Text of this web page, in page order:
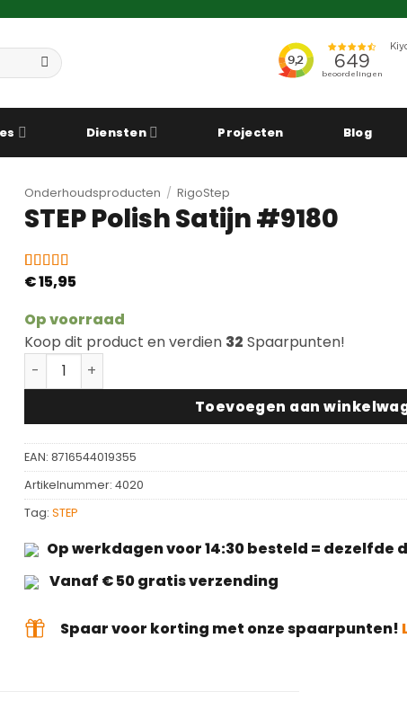
Diensten Projecten Blog
Onderhoudsproducten / RigoStep
STEP Polish Satijn #9180
Gewaardeerd
op
1
klantbeoordeling
€15,95
Op voorraad
Koop dit product en verdien 32 Spaarpunten!
STEP Polish Satijn #9180 aantal
Toevoegen aan
EAN: 8716544019355
Artikelnummer: 4020
Tag: STEP
Op werkdagen voor 14:30 besteld = dezelfde
Vanaf € 50 gratis verzending
Spaar voor korting met onze spaarpunten!